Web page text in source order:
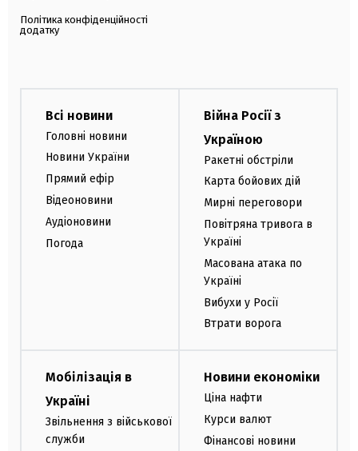
Політика конфіденційності
додатку
Всі новини
Головні новини
Новини України
Прямий ефір
Відеоновини
Аудіоновини
Погода
Війна Росії з
Україною
Ракетні обстріли
Карта бойових дій
Мирні переговори
Повітряна тривога в
Україні
Масована атака по
Україні
Вибухи у Росії
Втрати ворога
Мобілізація в
Україні
Звільнення з військової
служби
Новини економіки
Ціна нафти
Курси валют
Фінансові новини